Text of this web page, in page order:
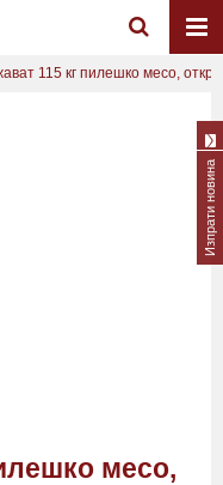
115 кг пилешко месо,
месо,
Изпрати новина